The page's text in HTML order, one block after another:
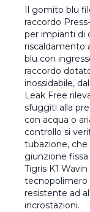
Il gomito blu
raccordo
per impianti di
riscaldamento
blu con
raccordo
inossidabile,
Leak Free
sfuggiti alla
con acqua o
controllo si
tubazione, che
giunzione
Tigris K1
tecnopolimero
resistente ad
incrostazioni.